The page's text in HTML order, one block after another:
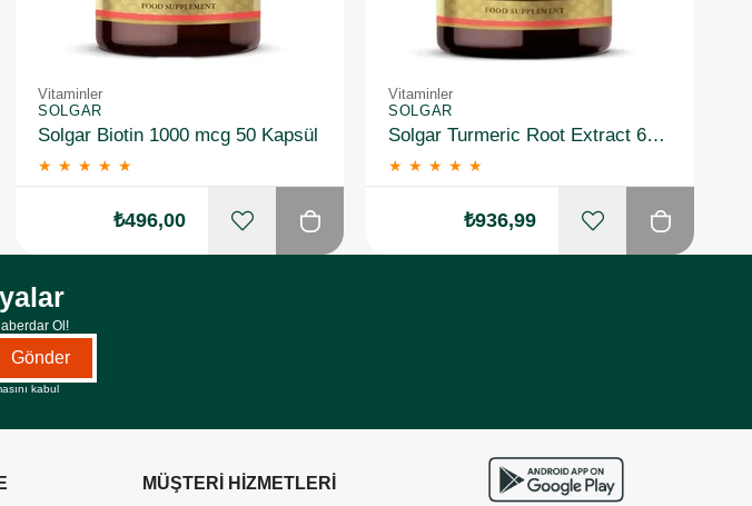
Vitaminler
SOLGAR
Solgar Biotin 1000 mcg 50 Kapsül
★ ★ ★ ★ ★
₺496,00
Vitaminler
SOLGAR
Solgar Turmeric Root Extract 60 Kapsül
★ ★ ★ ★ ★
₺936,99
Ol!
Gönder
kabul
MÜŞTERİ HİZMETLERİ